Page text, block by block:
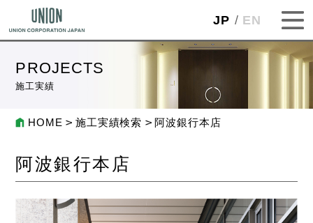
JP EN
PROJECTS
施工実績
HOME 施工実績検索 阿波銀行本店
阿波銀行本店